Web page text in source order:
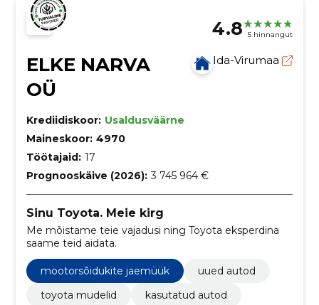
4.8 5 hinnangut
ELKE NARVA
OÜ
Ida-Virumaa
Krediidiskoor: Usaldusväärne
Maineskoor: 4970
Töötajaid: 17
Prognooskäive (2026): 3 745 964 €
Sinu Toyota. Meie kirg
Me mõistame teie vajadusi ning Toyota eksperdina
saame teid aidata.
mootorsõidukite jaemüük
uued autod
toyota mudelid
kasutatud autod